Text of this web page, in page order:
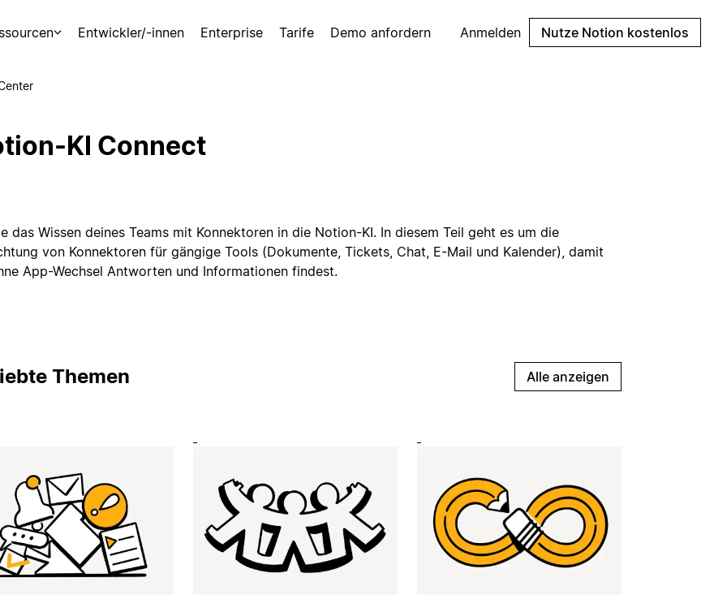
Entwickler/-innen Enterprise Tarife Demo anfordern Anmelden Nutze Notion kostenlos
KI Connect
das Wissen deines Teams mit Konnektoren in die Notion-KI. In diesem Teil geht es um die
von Konnektoren für gängige Tools (Dokumente, Tickets, Chat, E-Mail und Kalender), damit
App-Wechsel Antworten und Informationen findest.
Themen Alle anzeigen